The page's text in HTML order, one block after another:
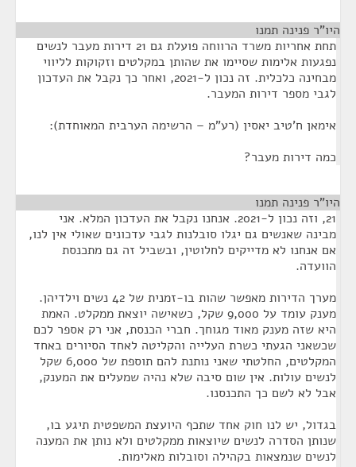
היו"ר פנינה תמנו
תחת אחריות משרד הרווחה פועלת גם 21 דירות מעבר לנשים
נפגעות אלימות שסיימו את שהותן במקלטים וזקוקות לליווי
מבחינה כלכלית. זה נכון ל-2021, ואחר כך נקבל את העדכון
לגבי מספר דירות המעבר.
אימאן ח'טיב יאסין (רע"מ – הרשימה הערבית המאוחדת):
כמה דירות מעבר?
היו"ר פנינה תמנו
21, וזה נכון ל-2021. אנחנו נקבל את העדכון המלא. אני
מבינה שאנשים גם יגלו סובלנות לגבי עדכונים שאולי אין לנו,
אם אנחנו לא מדייקים לחלוטין, ובשביל זה גם מתכנסת
הוועדה.
מערך הדירות מאפשר שהות בו-זמנית של 42 נשים וילדיהן.
מענק עומד על 9,000 שקל, כשאישה יוצאת ממקלט. האמת
היא שזה מענק מאוד מגוחך. חברי הכנסת, אני רק אספר לכם
שכשאני הגעתי כשרת העלייה והקליטה לאחד הסיורים באחד
המקלטים, החלטתי שאני נותנת להם תוספת של 6,000 שקל
לנשים עולות. אין שום סיבה שלא נהיה שמעלים את המענק,
אבל לא לשם כך התכנסנו.
בגדול, יש לנו חוק אחד שתכף היועצת המשפטית תיגע בו,
שנותן הסדרה לנשים שיוצאות ממקלטים ולא נותן את המענה
לנשים שנמצאות בקהילה וסובלות מאלימות.